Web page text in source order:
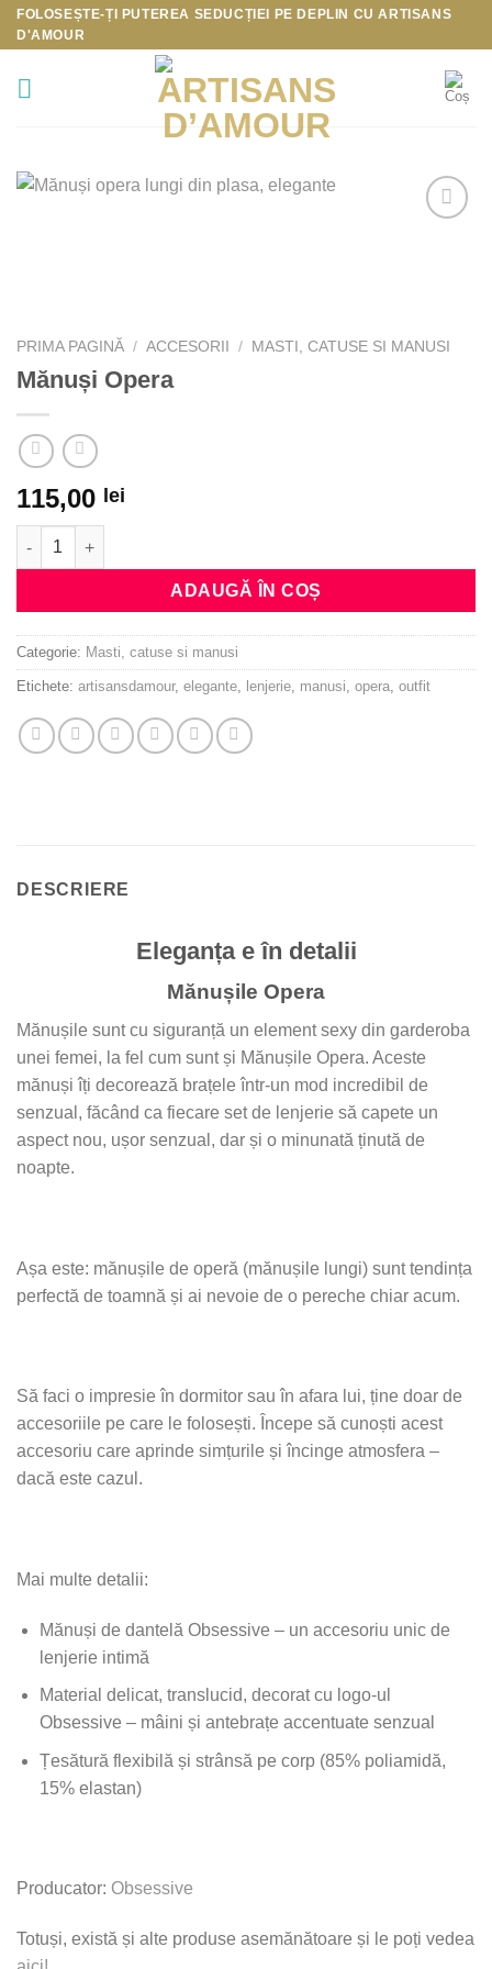
SkipFOLOSEȘTE-ȚI PUTEREA SEDUCȚIEI PE DEPLIN CUARTISANS
D'AMOUR
PRIMA PAGINĂ / ACCESORII / MASTI, CATUSE SI MANUSI
Mănuși Opera
115,00 lei
Cantitate Mănuși Opera
ADAUGĂ ÎN COȘ
Categorie: Masti, catuse si manusi
Etichete: artisansdamour, elegante, lenjerie, manusi, opera, outfit
DESCRIERE
Eleganța e în detalii
Mănușile Opera
Mănușile sunt cu siguranță un element sexy din garderoba
unei femei, la fel cum sunt și Mănușile Opera. Aceste
mănuși îți decorează brațele într-un mod incredibil de
senzual, făcând ca fiecare set de lenjerie să capete un
aspect nou, ușor senzual, dar și o minunată ținută de
noapte.
Așa este: mănușile de operă (mănușile lungi) sunt tendința
perfectă de toamnă și ai nevoie de o pereche chiar acum.
Să faci o impresie în dormitor sau în afara lui, ține doar de
accesoriile pe care le folosești. Începe să cunoști acest
accesoriu care aprinde simțurile și încinge atmosfera –
dacă este cazul.
Mai multe detalii:
Mănuși de dantelă Obsessive – un accesoriu unic de
lenjerie intimă
Material delicat, translucid, decorat cu logo-ul
Obsessive – mâini și antebrațe accentuate senzual
Țesătură flexibilă și strânsă pe corp (85% poliamidă,
15% elastan)
Producator: Obsessive
Totuși, există și alte produse asemănătoare și le poți vedea